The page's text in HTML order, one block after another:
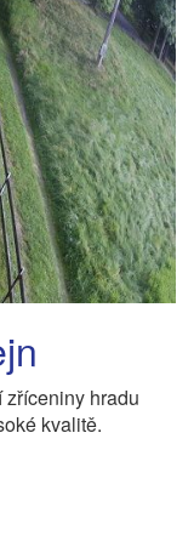
hradu
kvalitě.